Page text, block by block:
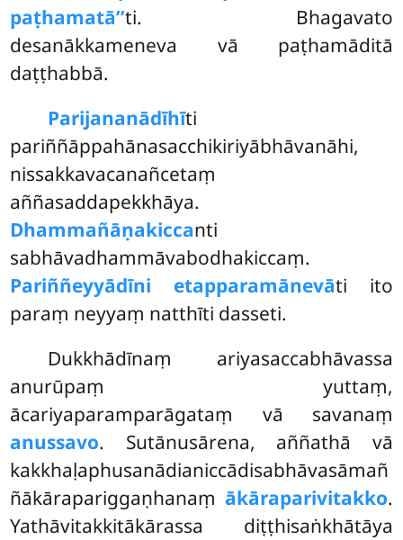
paṭhamatā’’ti. Bhagavato
desanākkameneva vā paṭhamāditā
daṭṭhabbā.
Parijananādīhīti
pariññāppahānasacchikiriyābhāvanāhi,
nissakkavacanañcetaṃ
aññasaddapekkhāya.
Dhammañāṇakiccanti
sabhāvadhammāvabodhakiccaṃ.
Pariññeyyādīni etapparamānevāti ito
paraṃ neyyaṃ natthīti dasseti.
Dukkhādīnaṃ ariyasaccabhāvassa
anurūpaṃ yuttaṃ,
ācariyaparamparāgataṃ vā savanaṃ
anussavo. Sutānusārena, aññathā vā
kakkhaḷaphusanādianiccādisabhāvasāmañ
ñākārapariggaṇhanaṃ ākāraparivitakko.
Yathāvitakkitākārassa diṭṭhisaṅkhātāya